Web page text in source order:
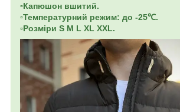
▫️Капюшон вшитий.
▫️Температурний режим: до -25℃.
▫️Розміри S M L XL XXL.